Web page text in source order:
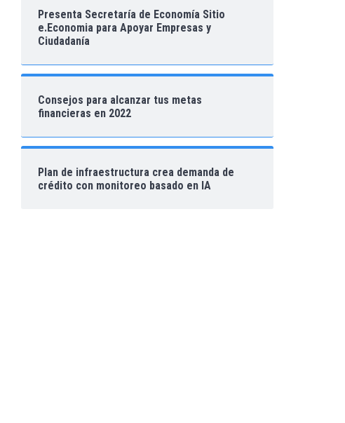
Presenta Secretaría de Economía Sitio
e.Economia para Apoyar Empresas y
Ciudadanía
Consejos para alcanzar tus metas
financieras en 2022
Plan de infraestructura crea demanda de
crédito con monitoreo basado en IA